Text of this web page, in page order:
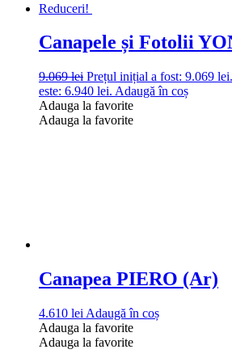
Reduceri!
Canapele și Fotolii
9.069lei Prețul inițial a fost: 9.069 lei.
este: 6.940 lei. Adaugă în coș
Adauga la favorite
Adauga la favorite
Canapea PIERO (Ar)
4.610 lei Adaugă în coș
Adauga la favorite
Adauga la favorite